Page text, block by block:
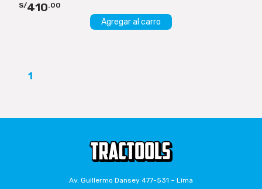
S/410.00
Agregar al carro
1
Av. Guillermo Dansey 477-531 – Lima